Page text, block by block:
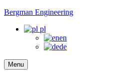
Bergman Engineering
pl
en
de
Menu